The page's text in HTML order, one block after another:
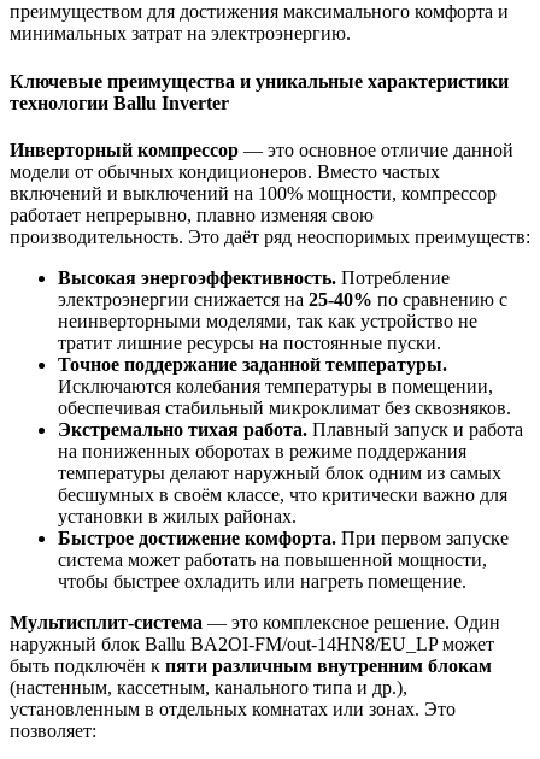
преимуществом для достижения максимального комфорта и
минимальных затрат на электроэнергию.
Ключевые преимущества и уникальные характеристики
технологии Ballu Inverter
Инверторный компрессор — это основное отличие данной
модели от обычных кондиционеров. Вместо частых
включений и выключений на 100% мощности, компрессор
работает непрерывно, плавно изменяя свою
производительность. Это даёт ряд неоспоримых преимуществ:
Высокая энергоэффективность. Потребление
электроэнергии снижается на 25-40% по сравнению с
неинверторными моделями, так как устройство не
тратит лишние ресурсы на постоянные пуски.
Точное поддержание заданной температуры.
Исключаются колебания температуры в помещении,
обеспечивая стабильный микроклимат без сквозняков.
Экстремально тихая работа. Плавный запуск и работа
на пониженных оборотах в режиме поддержания
температуры делают наружный блок одним из самых
бесшумных в своём классе, что критически важно для
установки в жилых районах.
Быстрое достижение комфорта. При первом запуске
система может работать на повышенной мощности,
чтобы быстрее охладить или нагреть помещение.
Мультисплит-система — это комплексное решение. Один
наружный блок Ballu BA2OI-FM/out-14HN8/EU_LP может
быть подключён к пяти различным внутренним блокам
(настенным, кассетным, канального типа и др.),
установленным в отдельных комнатах или зонах. Это
позволяет: